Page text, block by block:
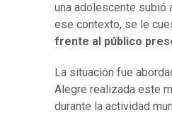
una adolescente subió
ese contexto, se le
frente al público
La situación fue
Alegre realizada este
durante la actividad